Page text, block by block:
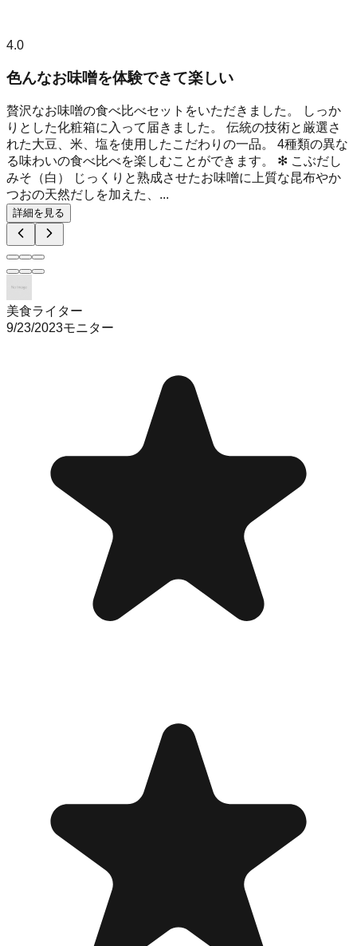
4.0
色んなお味噌を体験できて楽しい
贅沢なお味噌の食べ比べセットをいただきました。 しっか
りとした化粧箱に入って届きました。 伝統の技術と厳選さ
れた大豆、米、塩を使用したこだわりの一品。 4種類の異な
る味わいの食べ比べを楽しむことができます。 ✻ こぶだし
みそ（白） じっくりと熟成させたお味噌に上質な昆布やか
つおの天然だしを加えた、...
詳細を見る
美食ライター
9/23/2023モニター